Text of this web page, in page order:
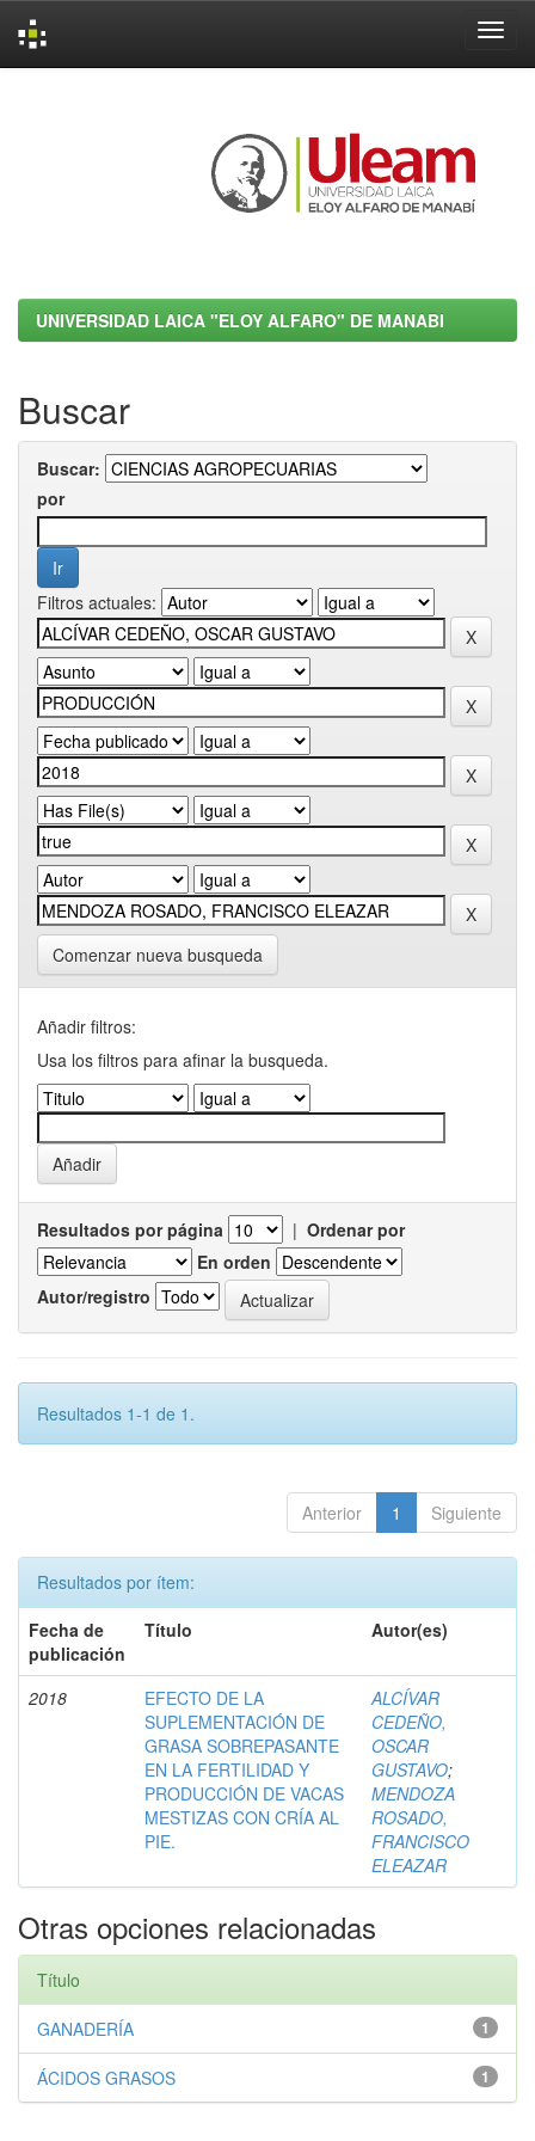
UNIVERSIDAD LAICA "ELOY ALFARO" DE MANABI
Buscar
Buscar:
por
Filtros actuales:
Comenzar nueva busqueda
Añadir filtros:
Usa los filtros para afinar la busqueda.
Resultados por página | Ordenar por
En orden
Autor/registro
Resultados 1-1 de 1.
Anterior 1 Siguiente
Resultados por ítem:
Fecha de
publicación
Título Autor(es)
2018
EFECTO DE LA
SUPLEMENTACIÓN DE
GRASA SOBREPASANTE
EN LA FERTILIDAD Y
PRODUCCIÓN DE VACAS
MESTIZAS CON CRÍA AL
PIE.
ALCÍVAR
CEDEÑO,
OSCAR
GUSTAVO;
MENDOZA
ROSADO,
FRANCISCO
ELEAZAR
Otras opciones relacionadas
Título
1
GANADERÍA
1
ÁCIDOS GRASOS